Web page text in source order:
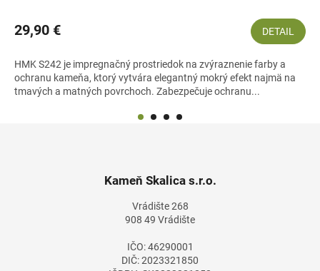
29,90 € DETAIL
HMK S242 je impregnačný prostriedok na zvýraznenie farby a
ochranu kameňa, ktorý vytvára elegantný mokrý efekt najmä na
tmavých a matných povrchoch. Zabezpečuje ochranu...
Kameň Skalica s.r.o.
Vrádište 268
908 49 Vrádište
IČO: 46290001
DIČ: 2023321850